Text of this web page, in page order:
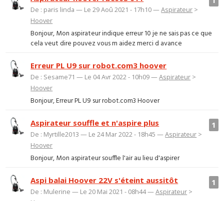
De : paris linda — Le 29 Aoû 2021 - 17h10 —Aspirateur >
Hoover
Bonjour, Mon aspirateur indique erreur 10 je ne sais pas ce que
cela veut dire pouvez vous m aidez merci d avance
Erreur PL U9 sur robot.com3 hoover
De : Sesame71 — Le 04 Avr 2022 - 10h09 —Aspirateur >
Hoover
Bonjour, Erreur PL U9 sur robot.com3 Hoover
1
Aspirateur souffle et n'aspire plus
De : Myrtille2013 — Le 24 Mar 2022 - 18h45 —Aspirateur >
Hoover
Bonjour, Mon aspirateur souffle l'air au lieu d'aspirer
1
Aspi balai Hoover 22V s'éteint aussitôt
De : Mulerine — Le 20 Mai 2021 - 08h44 —Aspirateur >